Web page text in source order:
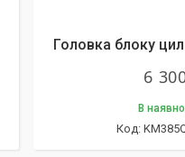
Головка блоку
6
В